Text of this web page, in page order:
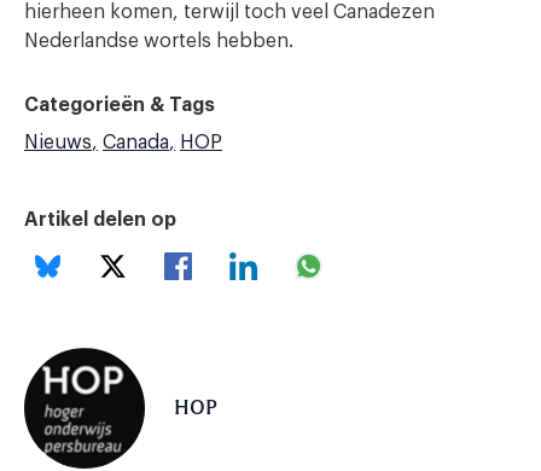
hierheen komen, terwijl toch veel Canadezen
Nederlandse wortels hebben.
Categorieën & Tags
Nieuws
Canada HOP
Artikel delen op
HOP